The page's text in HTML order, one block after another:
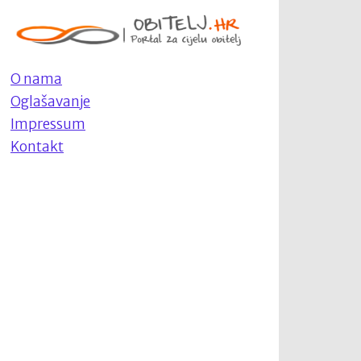
O nama
Oglašavanje
Impressum
Kontakt